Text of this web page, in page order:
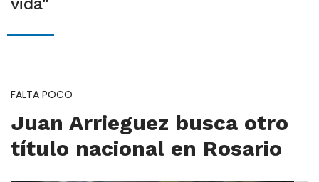
vida"
FALTA POCO
Juan Arrieguez busca otro
título nacional en Rosario